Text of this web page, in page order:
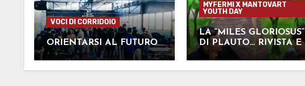
VOCI DI CORRIDOIO
ORIENTARSI AL FUTURO
MYFERMI X MANTOVART
YOUTH DAY
LA “MILES GLORIOSUS”
DI PLAUTO… RIVISTA E
CORRETTA